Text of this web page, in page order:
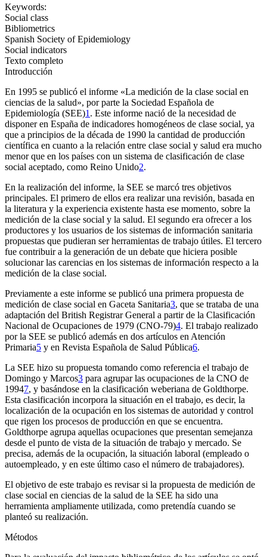
Keywords:
Social class
Bibliometrics
Spanish Society of Epidemiology
Social indicators
Texto completo
Introducción
En 1995 se publicó el informe «La medición de la clase social en
ciencias de la salud», por parte la Sociedad Española de
Epidemiología (SEE)1 . Este informe nació de la necesidad de
disponer en España de indicadores homogéneos de clase social, ya
que a principios de la década de 1990 la cantidad de producción
científica en cuanto a la relación entre clase social y salud era mucho
menor que en los países con un sistema de clasificación de clase
social aceptado, como Reino Unido2.
En la realización del informe, la SEE se marcó tres objetivos
principales. El primero de ellos era realizar una revisión, basada en
la literatura y la experiencia existente hasta ese momento, sobre la
medición de la clase social y la salud. El segundo era ofrecer a los
productores y los usuarios de los sistemas de información sanitaria
propuestas que pudieran ser herramientas de trabajo útiles. El tercero
fue contribuir a la generación de un debate que hiciera posible
solucionar las carencias en los sistemas de información respecto a la
medición de la clase social.
Previamente a este informe se publicó una primera propuesta de
medición de clase social en Gaceta Sanitaria3, que se trataba de una
adaptación del British Registrar General a partir de la Clasificación
Nacional de Ocupaciones de 1979 (CNO-79)4. El trabajo realizado
por la SEE se publicó además en dos artículos en Atención
Primaria5 y en Revista Española de Salud Pública6.
La SEE hizo su propuesta tomando como referencia el trabajo de
Domingo y Marcos3 para agrupar las ocupaciones de la CNO de
19947, y basándose en la clasificación weberiana de Goldthorpe.
Esta clasificación incorpora la situación en el trabajo, es decir, la
localización de la ocupación en los sistemas de autoridad y control
que rigen los procesos de producción en que se encuentra.
Goldthorpe agrupa aquellas ocupaciones que presentan semejanza
desde el punto de vista de la situación de trabajo y mercado. Se
precisa, además de la ocupación, la situación laboral (empleado o
autoempleado, y en este último caso el número de trabajadores).
El objetivo de este trabajo es revisar si la propuesta de medición de
clase social en ciencias de la salud de la SEE ha sido una
herramienta ampliamente utilizada, como pretendía cuando se
planteó su realización.
Métodos